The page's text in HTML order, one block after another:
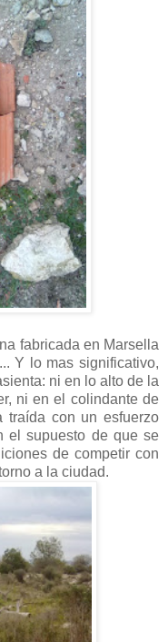
fabricada en Marsella
Y lo mas significativo,
ni en lo alto de la
ni en el colindante de
traída con un esfuerzo
el supuesto de que se
de competir con
a la ciudad.